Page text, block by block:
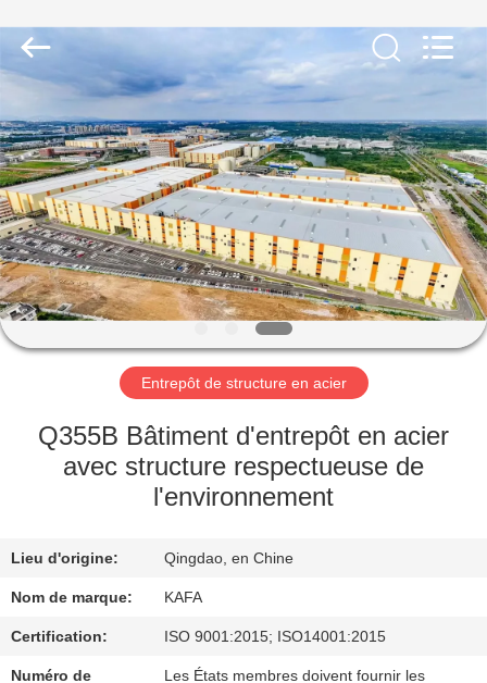
ACCUEIL
PRODUITS
VIDÉOS
SPECTACLE
DE
RÉALITÉ
VIRTUELLE
DE
NOUS
VISITE
KaFa
Fabrication
Entrepôt de structure en acier
Q355B Bâtiment d'entrepôt en acier
avec structure respectueuse de
l'environnement
Lieu d'origine: Qingdao, en Chine
Nom de marque: KAFA
Certification: ISO 9001:2015; ISO14001:2015
Numéro de
Les États membres doivent fournir les